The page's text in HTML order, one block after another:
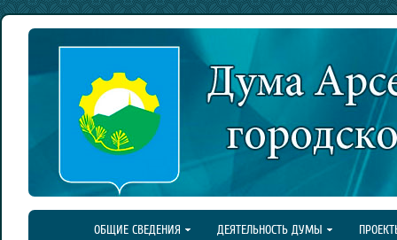
ОБЩИЕ СВЕДЕНИЯ ДЕЯТЕЛЬНОСТЬ ДУМЫ